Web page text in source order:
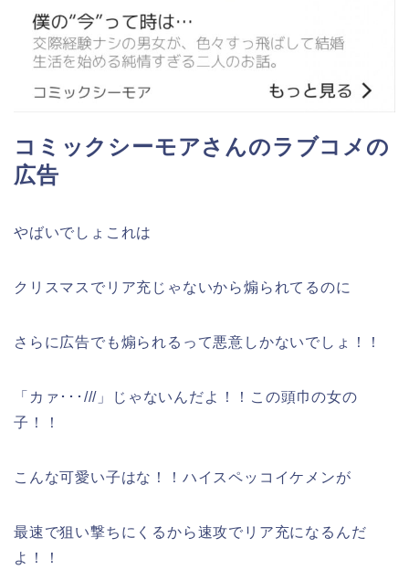
コミックシーモアさんのラブコメの
広告
やばいでしょこれは
クリスマスでリア充じゃないから煽られてるのに
さらに広告でも煽られるって悪意しかないでしょ！！
「カァ･･･///」じゃないんだよ！！この頭巾の女の
子！！
こんな可愛い子はな！！ハイスペッコイケメンが
最速で狙い撃ちにくるから速攻でリア充になるんだ
よ！！